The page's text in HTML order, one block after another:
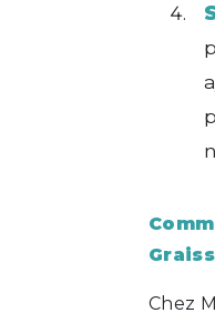
Chez